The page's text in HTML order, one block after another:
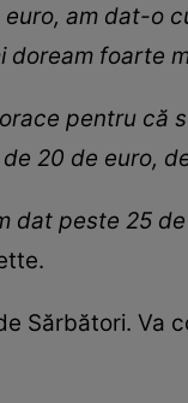
am dat-o
doream foarte
pentru că
20 de euro,
dat peste 25
Sărbători. Va